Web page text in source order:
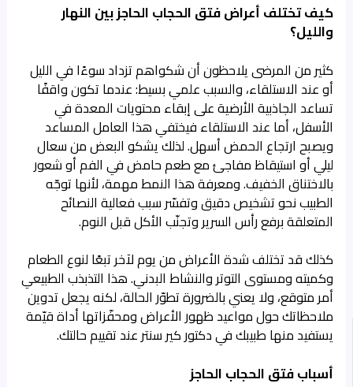
كيف تختلف أعراض فتق الحجاب الحاجز بين النهار
والليل؟
كثير من المرضى يلاحظون أن شكواهم تزداد سوءًا في الليل
أو عند الاستلقاء، والسبب علمي بسيط: عندما تكون واقفًا
تساعد الجاذبية الأرضية على إبقاء محتويات المعدة في
الأسفل، أما عند الاستلقاء فيختفي هذا العامل المساعد
ويصبح ارتجاع الحمض أسهل. لذلك يشكو البعض من سعال
ليلي أو استيقاظ مفاجئ مع طعم حامض في الفم أو شعور
بالاختناق الخفيف. ومعرفة هذا النمط مهمة، لأنها توجّه
الطبيب نحو تشخيص دقيق وتفسّر سبب فعالية النصائح
المتعلقة برفع رأس السرير وتجنّب الأكل قبل النوم.
كذلك قد تختلف شدة الأعراض من يوم لآخر تبعًا لنوع الطعام
وكميته ومستوى التوتر والنشاط البدني. هذا التذبذب الطبيعي
أمر متوقع، ولا يعني بالضرورة تطوّر الحالة، لكنه يجعل تدوين
ملاحظاتك حول مواعيد ظهور الأعراض ومحفّزاتها أداة قيّمة
يستفيد منها طبيبك في دكتور كير سنتر عند تقييم حالتك.
أسباب فتق الحجاب الحاجز